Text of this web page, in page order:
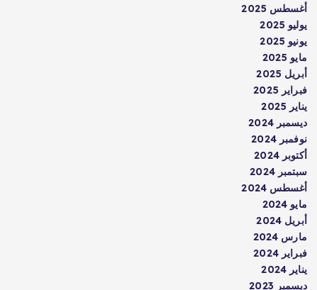
أغسطس 2025
يوليو 2025
يونيو 2025
مايو 2025
أبريل 2025
فبراير 2025
يناير 2025
ديسمبر 2024
نوفمبر 2024
أكتوبر 2024
سبتمبر 2024
أغسطس 2024
مايو 2024
أبريل 2024
مارس 2024
فبراير 2024
يناير 2024
ديسمبر 2023